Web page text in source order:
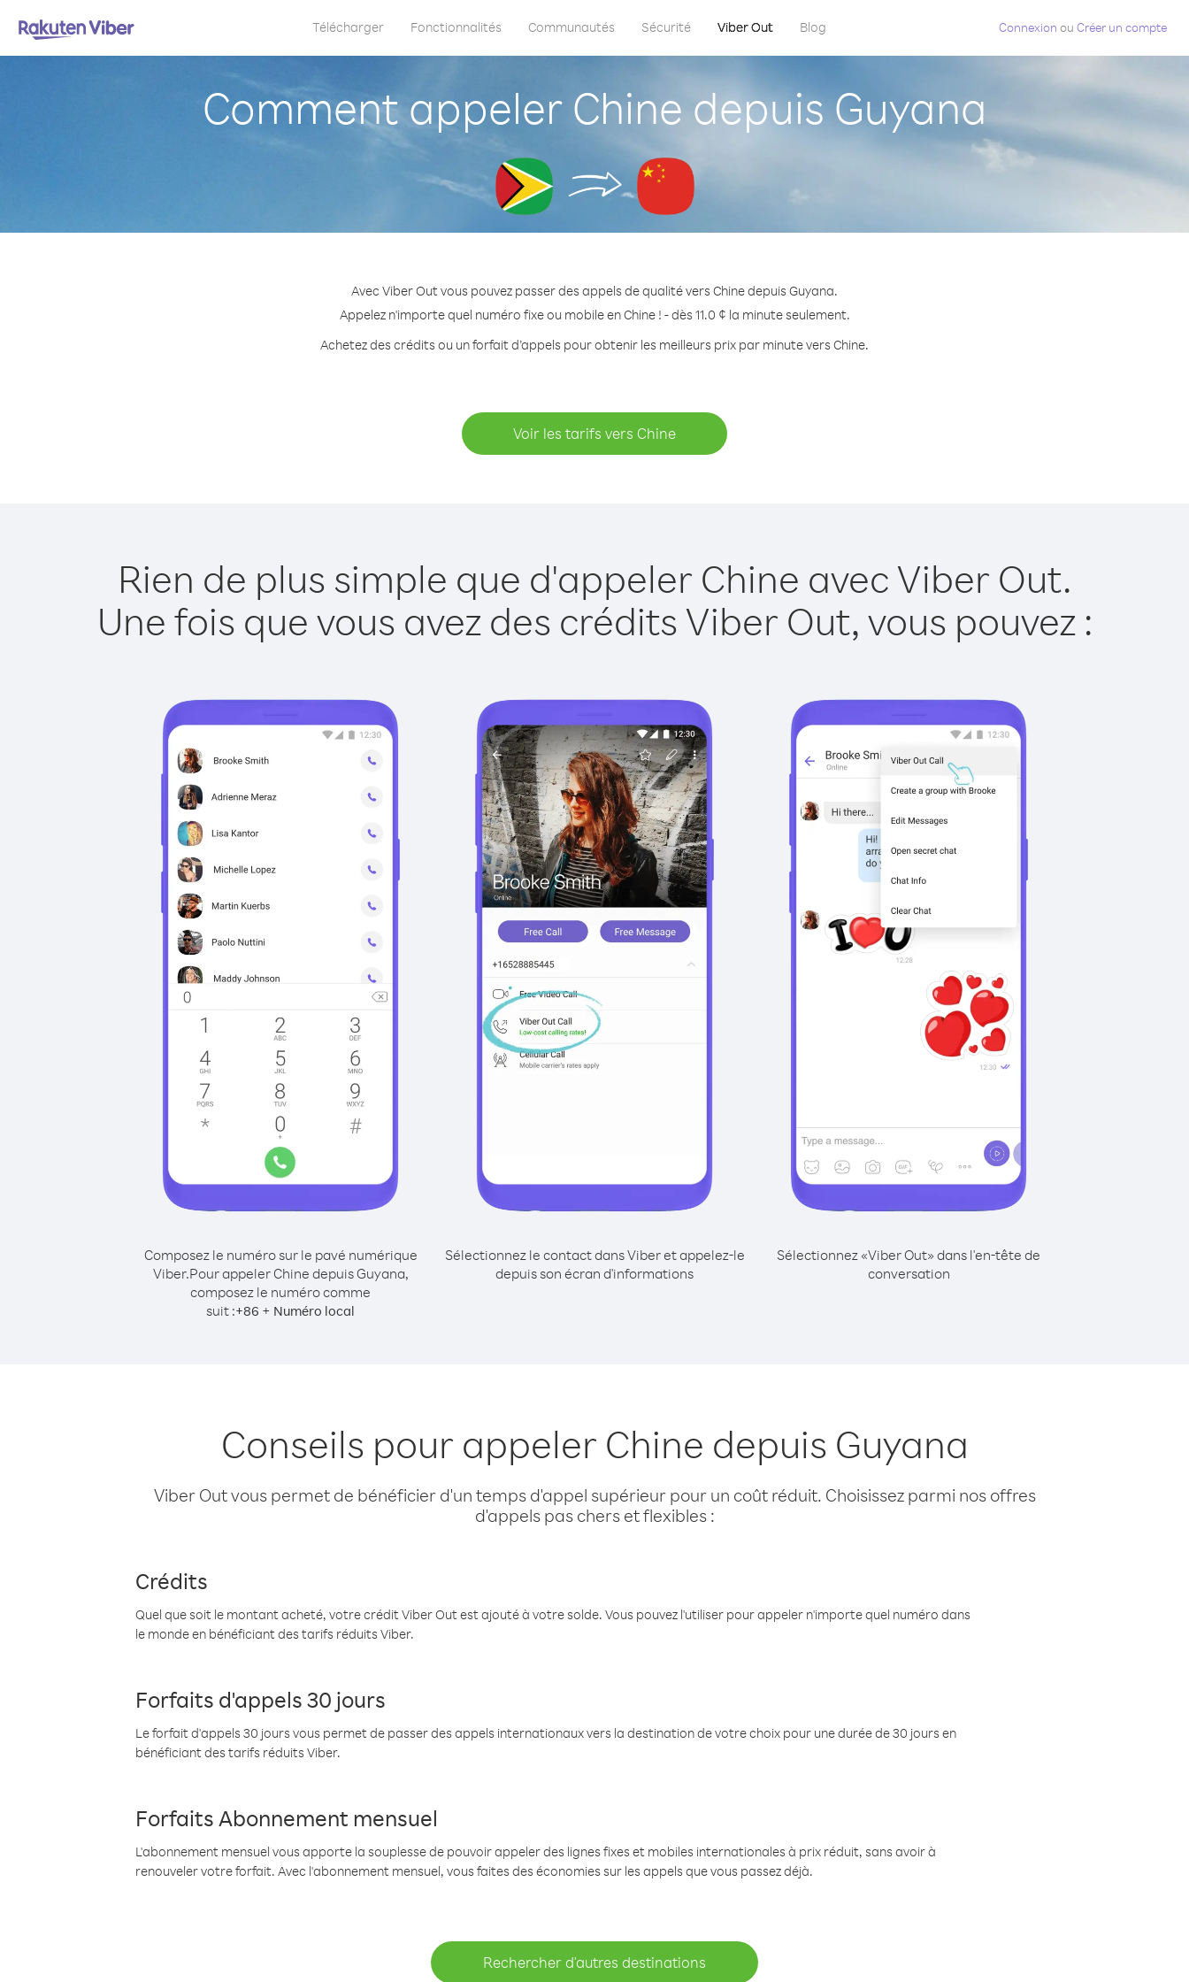
Télécharger Fonctionnalités Communautés Sécurité Viber Out Blog Connexion ou Créer un compte
Comment appeler Chine depuis Guyana
Avec Viber Out vous pouvez passer des appels de qualité vers Chine depuis Guyana.
Appelez n'importe quel numéro fixe ou mobile en Chine ! - dès 11.0 ¢ la minute seulement.
Achetez des crédits ou un forfait d’appels pour obtenir les meilleurs prix par minute vers Chine.
Voir les tarifs vers Chine
Rien de plus simple que d'appeler Chine avec Viber Out.
Une fois que vous avez des crédits Viber Out, vous pouvez :
Composez le numéro sur le pavé numérique
Viber.Pour appeler Chine depuis Guyana,
composez le numéro comme
suit :+86 + Numéro local
Sélectionnez le contact dans Viber et appelez-le
depuis son écran d'informations
Sélectionnez «Viber Out» dans l'en-tête de
conversation
Conseils pour appeler Chine depuis Guyana
Viber Out vous permet de bénéficier d'un temps d'appel supérieur pour un coût réduit. Choisissez parmi nos offres
d'appels pas chers et flexibles :
Crédits
Quel que soit le montant acheté, votre crédit Viber Out est ajouté à votre solde. Vous pouvez l'utiliser pour appeler n'importe quel numéro dans
le monde en bénéficiant des tarifs réduits Viber.
Forfaits d'appels 30 jours
Le forfait d'appels 30 jours vous permet de passer des appels internationaux vers la destination de votre choix pour une durée de 30 jours en
bénéficiant des tarifs réduits Viber.
Forfaits Abonnement mensuel
L'abonnement mensuel vous apporte la souplesse de pouvoir appeler des lignes fixes et mobiles internationales à prix réduit, sans avoir à
renouveler votre forfait. Avec l'abonnement mensuel, vous faites des économies sur les appels que vous passez déjà.
Rechercher d'autres destinations